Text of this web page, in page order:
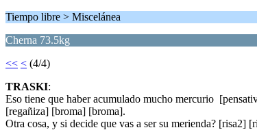
Tiempo libre > Miscelánea
Cherna 73.5kg
<< < (4/4)
TRASKI:
Eso tiene que haber acumulado mucho mercurio
[regañiza] [broma] [broma].
Otra cosa, y si decide que vas a ser su merienda? [risa2]